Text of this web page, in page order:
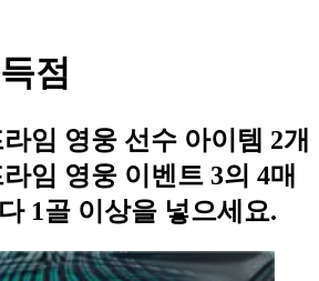
점
임 영웅 선수 아이템 2개
임 영웅 이벤트 3의 4매
1골 이상을 넣으세요.